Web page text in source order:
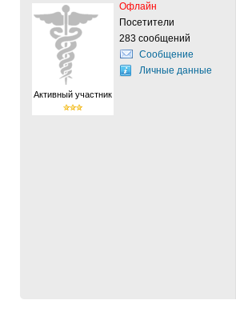
Активный участник
Офлайн
Посетители
283 сообщений
Сообщение
Личные данные